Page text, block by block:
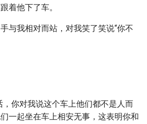
着他下了车。
与我相对而站，对我笑了笑说“你不
，你对我说这个车上他们都不是人而
一起坐在车上相安无事，这表明你和